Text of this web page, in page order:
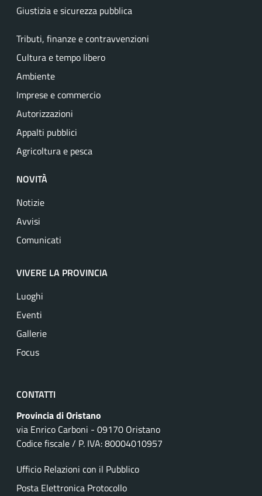
Giustizia e sicurezza pubblica
Tributi, finanze e contravvenzioni
Cultura e tempo libero
Ambiente
Imprese e commercio
Autorizzazioni
Appalti pubblici
Agricoltura e pesca
NOVITÀ
Notizie
Avvisi
Comunicati
VIVERE LA PROVINCIA
Luoghi
Eventi
Gallerie
Focus
CONTATTI
Provincia di Oristano
via Enrico Carboni - 09170 Oristano
Codice fiscale / P. IVA: 80004010957
Ufficio Relazioni con il Pubblico
Posta Elettronica Protocollo